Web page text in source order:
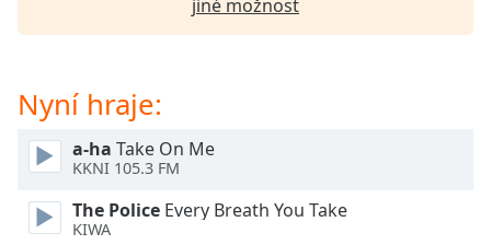
Audio
Track
Picture-
in-
Fullscreen
This
jiné možnost
Nyní hraje:
a-ha Take On Me
KKNI 105.3 FM
The Police Every Breath You Take
KIWA